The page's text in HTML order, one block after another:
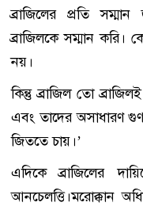
ব্রাজিলের প্রতি
ব্রাজিলকে সম্মান
নয়।
কিন্তু ব্রাজিল তো
এবং তাদের অসাধারণ
জিততে চায়।’
এদিকে ব্রাজিলের
আনচেলত্তি।মরোক্কান